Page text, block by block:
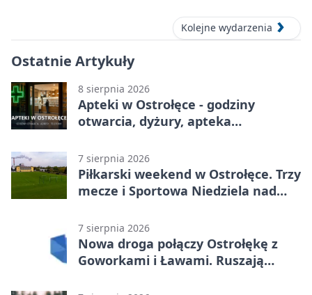
Kolejne wydarzenia
Ostatnie Artykuły
8 sierpnia 2026
Apteki w Ostrołęce - godziny
otwarcia, dyżury, apteka
7 sierpnia 2026
Piłkarski weekend w Ostrołęce. Trzy
mecze i Sportowa Niedziela nad
7 sierpnia 2026
Nowa droga połączy Ostrołękę z
Goworkami i Ławami. Ruszają